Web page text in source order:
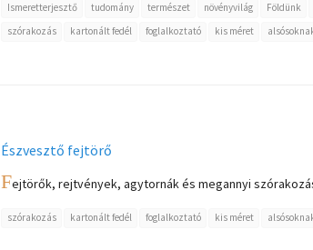
Ismeretterjesztő tudomány természet növényvilág Földünk
szórakozás
kartonált fedél foglalkoztató kis méret
Észvesztő fejtörő
Fejtörők, rejtvények, agytornák és megannyi
szórakozás kartonált fedél foglalkoztató kis méret